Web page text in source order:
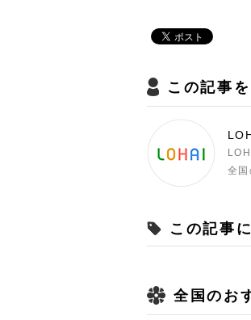
この記事
全国
この記事
全国のお